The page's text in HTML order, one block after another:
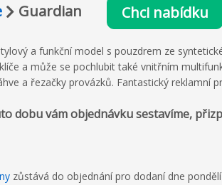
Guardian Chci nabídku
a funkční model s pouzdrem ze
a může se pochlubit také vnitřním
a řezačky provázků. Fantastický reklamní
dobu vám objednávku sestavíme,
zůstává do objednání pro dodaní dne